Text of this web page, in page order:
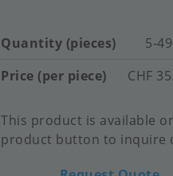
Quantity (pieces)
Price (per piece)
5-49
CHF
This product is available
product button to inquire